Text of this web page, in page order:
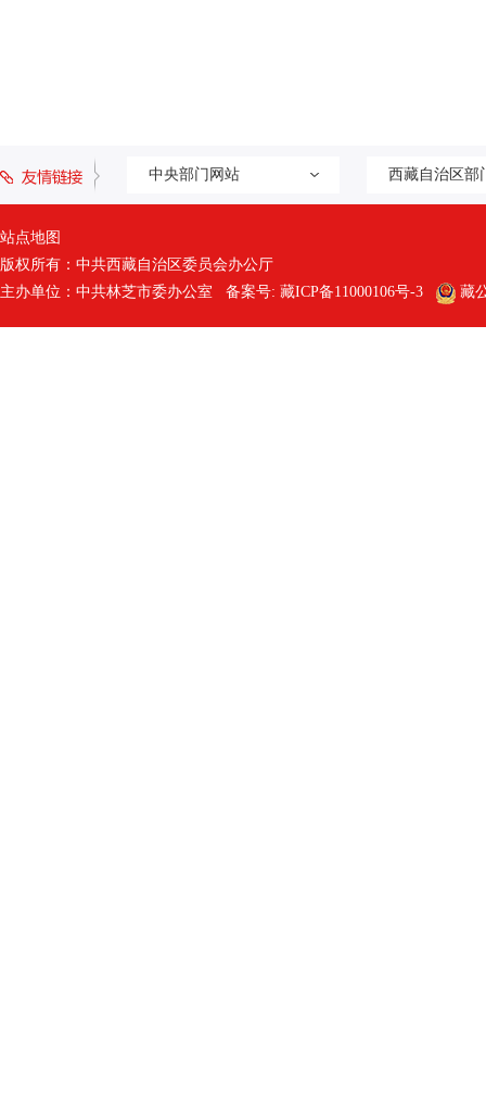
中央部门网站 西藏自治区部
站点地图
版权所有：中共西藏自治区委员会办公厅
主办单位：中共林芝市委办公室 备案号: 藏ICP备11000106号-3 藏